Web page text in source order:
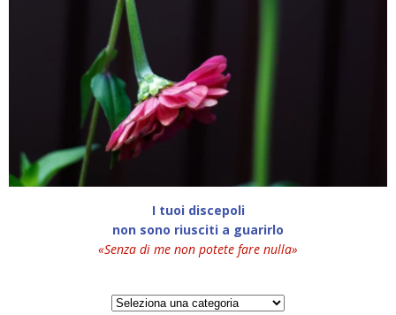
I tuoi discepoli
non sono riusciti a guarirlo
«Senza di me non potete fare nulla»
Categorie